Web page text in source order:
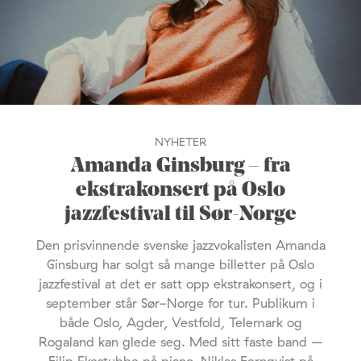
NYHETER
Amanda Ginsburg – fra
ekstrakonsert på Oslo
jazzfestival til Sør-Norge
Den prisvinnende svenske jazzvokalisten Amanda
Ginsburg har solgt så mange billetter på Oslo
jazzfestival at det er satt opp ekstrakonsert, og i
september står Sør-Norge for tur. Publikum i
både Oslo, Agder, Vestfold, Telemark og
Rogaland kan glede seg. Med sitt faste band –